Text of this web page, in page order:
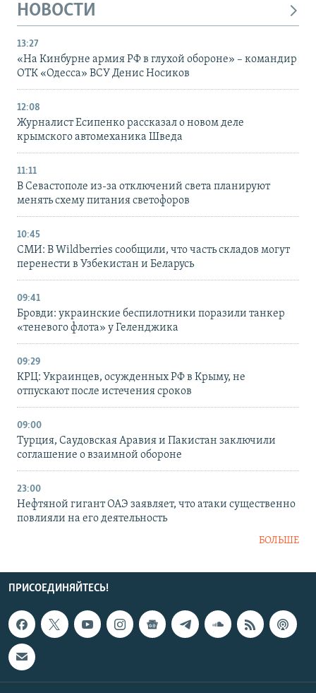
НОВОСТИ
13:27
«На Кинбурне армия РФ в глухой обороне» – командир
ОТК «Одесса» ВСУ Денис Носиков
12:08
Журналист Есипенко рассказал о новом деле
крымского автомеханика Шведа
11:11
В Севастополе из-за отключений света планируют
менять схему питания светофоров
10:45
СМИ: В Wildberries сообщили, что часть складов могут
перенести в Узбекистан и Беларусь
09:41
Бровди: украинские беспилотники поразили танкер
«теневого флота» у Геленджика
09:29
КРЦ: Украинцев, осужденных РФ в Крыму, не
отпускают после истечения сроков
09:00
Турция, Саудовская Аравия и Пакистан заключили
соглашение о взаимной обороне
23:00
Нефтяной гигант ОАЭ заявляет, что атаки существенно
повлияли на его деятельность
БОЛЬШЕ
ПРИСОЕДИНЯЙТЕСЬ!